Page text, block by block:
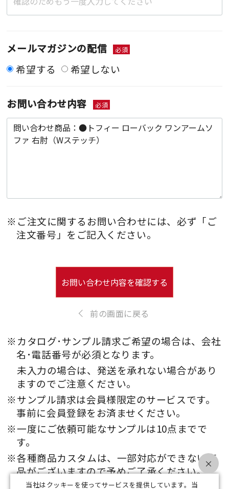
メールマガジンの配信 必須
希望する 希望しない
お問い合わせ内容 必須
※ご注文に関するお問い合わせには、必ず「ご
注文番号」をご記入ください。
前の画面に戻る
お問い合わせ内容を確認する
※カタログ･サンプル請求ご希望の場合は、会社
名･電話番号が必須となります。
未入力の場合は、発送を承れない場合があり
ますのでご注意ください。
※サンプル請求は会員様限定のサービスです。
事前に会員登録をお済ませください。
※一度にご依頼可能なサンプルは10点までで
す。
※各種商品カスタムは、一部対応ができない商
品がございますので予めご了承ください。
当社はクッキーを使ってサービスを提供しています。当
×